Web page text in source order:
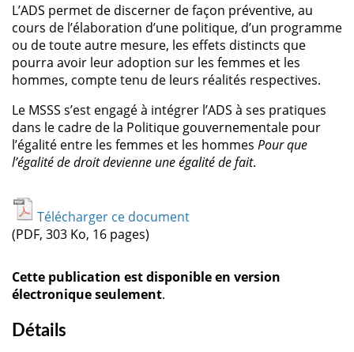
L’ADS permet de discerner de façon préventive, au
cours de l’élaboration d’une politique, d’un programme
ou de toute autre mesure, les effets distincts que
pourra avoir leur adoption sur les femmes et les
hommes, compte tenu de leurs réalités respectives.
Le MSSS s’est engagé à intégrer l’ADS à ses pratiques
dans le cadre de la Politique gouvernementale pour
l’égalité entre les femmes et les hommes Pour que
l’égalité de droit devienne une égalité de fait.
Télécharger ce document
(PDF, 303 Ko, 16 pages)
Cette publication est disponible en version
électronique seulement.
Détails